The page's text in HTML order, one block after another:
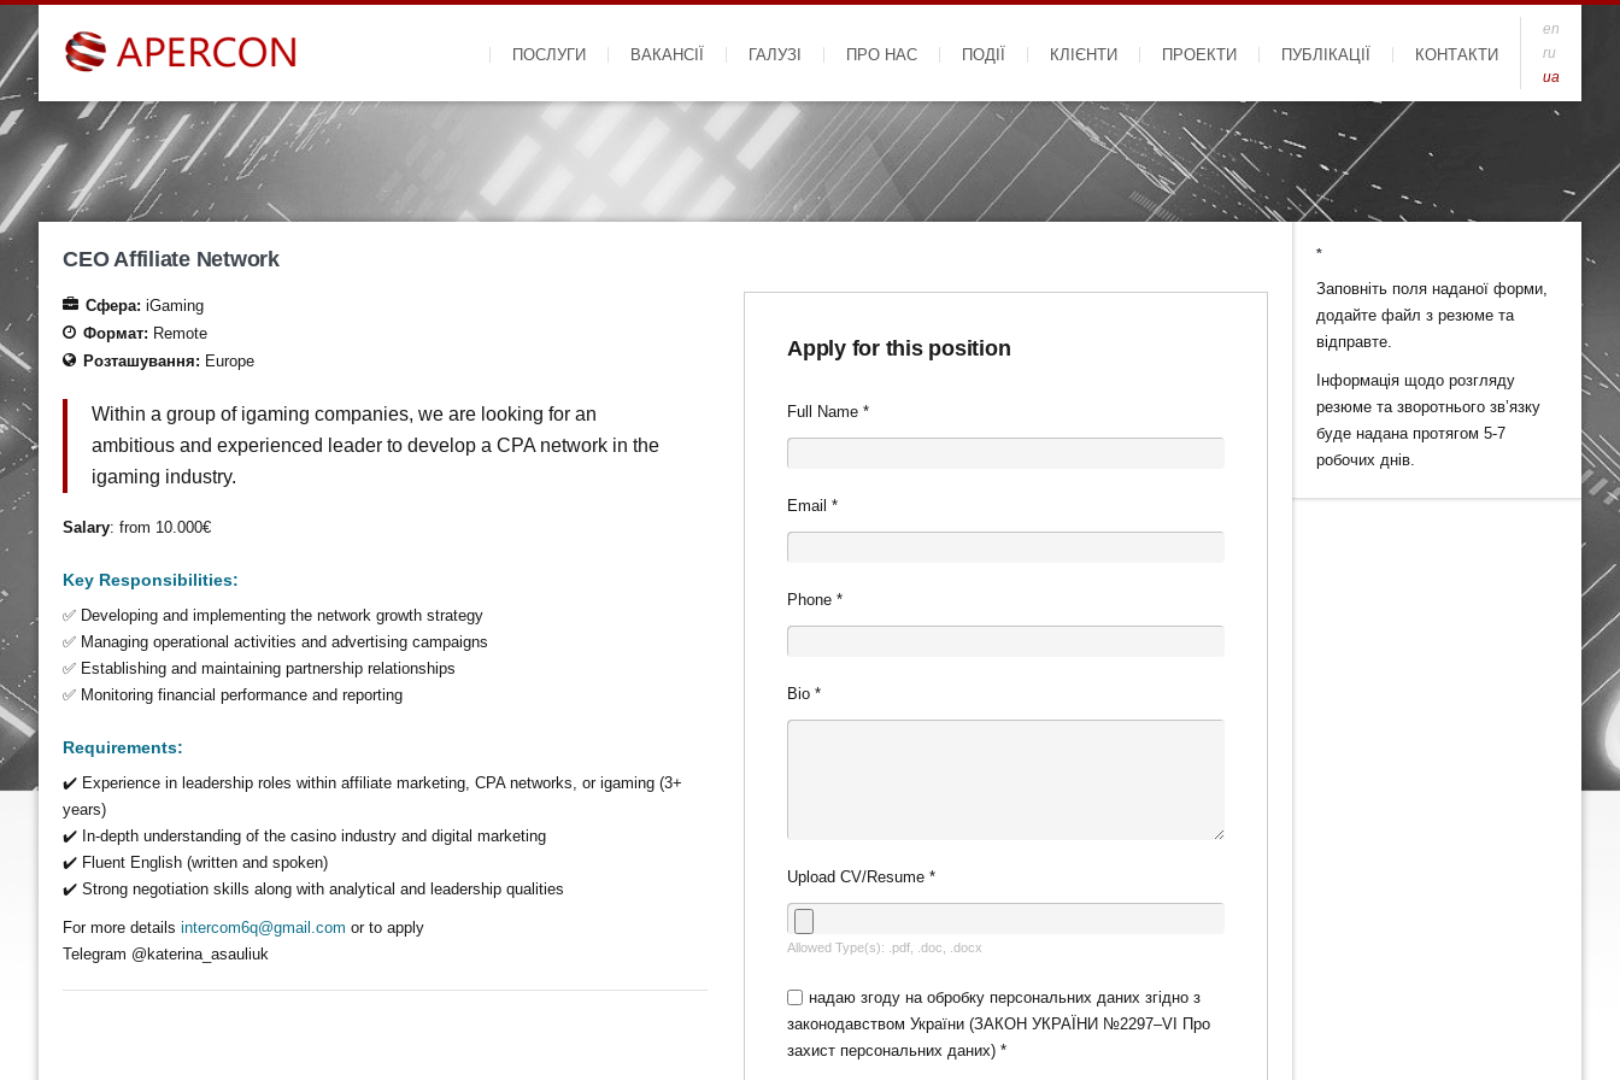
en
ru
ua
ПОСЛУГИ ВАКАНСІЇ ГАЛУЗІ ПРО НАС ПОДІЇ КЛІЄНТИ ПРОЕКТИ ПУБЛІКАЦІЇ КОНТАКТИ
CEO Affiliate Network
Сфера: iGaming
Формат: Remote
Розташування: Europe
Within a group of igaming companies, we are looking for an
ambitious and experienced leader to develop a CPA network in the
igaming industry.
Salary: from 10.000€
Key Responsibilities:
✅ Developing and implementing the network growth strategy
✅ Managing operational activities and advertising campaigns
✅ Establishing and maintaining partnership relationships
✅ Monitoring financial performance and reporting
Requirements:
✔️ Experience in leadership roles within affiliate marketing, CPA networks, or igaming (3+
years)
✔️ In-depth understanding of the casino industry and digital marketing
✔️ Fluent English (written and spoken)
✔️ Strong negotiation skills along with analytical and leadership qualities
For more details intercom6q@gmail.com or to apply
Telegram @katerina_asauliuk
Apply for this position
Full Name *
Email *
Phone *
Bio *
Upload CV/Resume *
Allowed Type(s): .pdf, .doc, .docx
надаю згоду на обробку персональних даних згідно з
законодавством України (ЗАКОН УКРАЇНИ №2297–VІ Про
захист персональних даних) *
*
Заповніть поля наданої форми,
додайте файл з резюме та
відправте.
Інформація щодо розгляду
резюме та зворотнього зв’язку
буде надана протягом 5-7
робочих днів.